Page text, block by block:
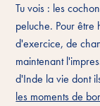
Tu vois : les
peluche. Pour être
d'exercice, de
maintenant
d'Inde la vie dont
les moments de